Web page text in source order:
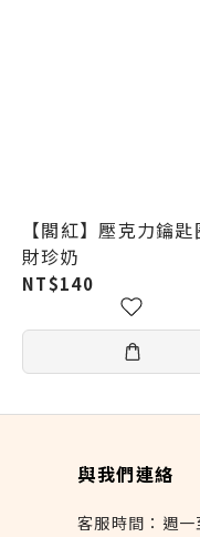
【閣紅】壓克力鑰
財珍奶
NT$140
與我們連絡
客服時間：週